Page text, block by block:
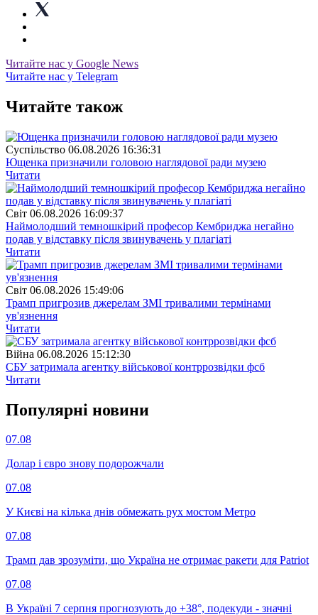
Читайте нас у Google News
Читайте нас у Telegram
Читайте також
Суспiльство 06.08.2026 16:36:31
Ющенка призначили головою наглядової ради музею
Читати
Свiт 06.08.2026 16:09:37
Наймолодший темношкірий професор Кембриджа негайно
подав у відставку після звинувачень у плагіаті
Читати
Свiт 06.08.2026 15:49:06
Трамп пригрозив джерелам ЗМІ тривалими термінами
ув'язнення
Читати
Війна 06.08.2026 15:12:30
СБУ затримала агентку військової контррозвідки фсб
Читати
Популярнi новини
07.08
Долар і євро знову подорожчали
07.08
У Києві на кілька днів обмежать рух мостом Метро
07.08
Трамп дав зрозуміти, що Україна не отримає ракети для Patriot
07.08
В Україні 7 серпня прогнозують до +38°, подекуди - значні